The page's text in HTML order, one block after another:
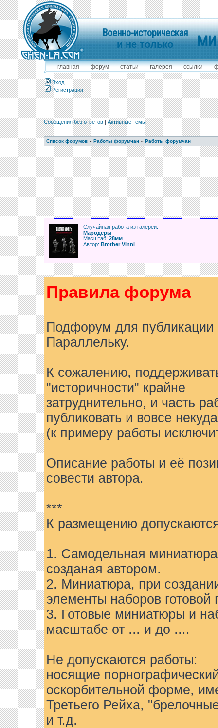
Военно-историческая
и не только
главная форум статьи галерея ссылки
Вход
Регистрация
Сообщения без ответов|Активные темы
Список форумов » Работы форумчан » Работы форумчан
Случайная работа из галереи:
Мародеры
Масштаб: 28мм
Автор: Brother Vinni
Правила форума
Подфорум для
Параллельку.
К сожалению,
"историчности" крайне
затруднительно, и часть
публиковать и вовсе
(к примеру работы
Описание работы и её
совести автора.
***
К размещению
1. Самодельная
созданая автором.
2. Миниатюра, при
элементы наборов готовой
3. Готовые миниатюры и
масштабе от ... и до ....
Не допускаются работы:
носящие
оскорбительной форме,
Третьего Рейха,
и т.д.